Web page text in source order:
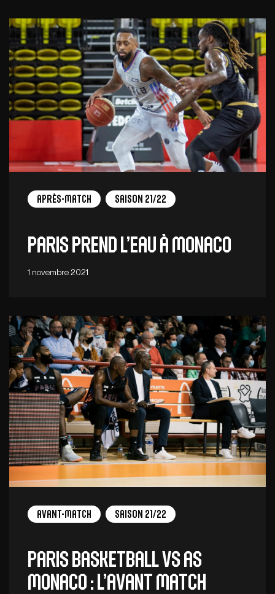
Après-match Saison 21/22
Paris prend l’eau à Monaco
1 novembre 2021
Avant-Match Saison 21/22
Paris Basketball vs AS
Monaco : l’Avant Match